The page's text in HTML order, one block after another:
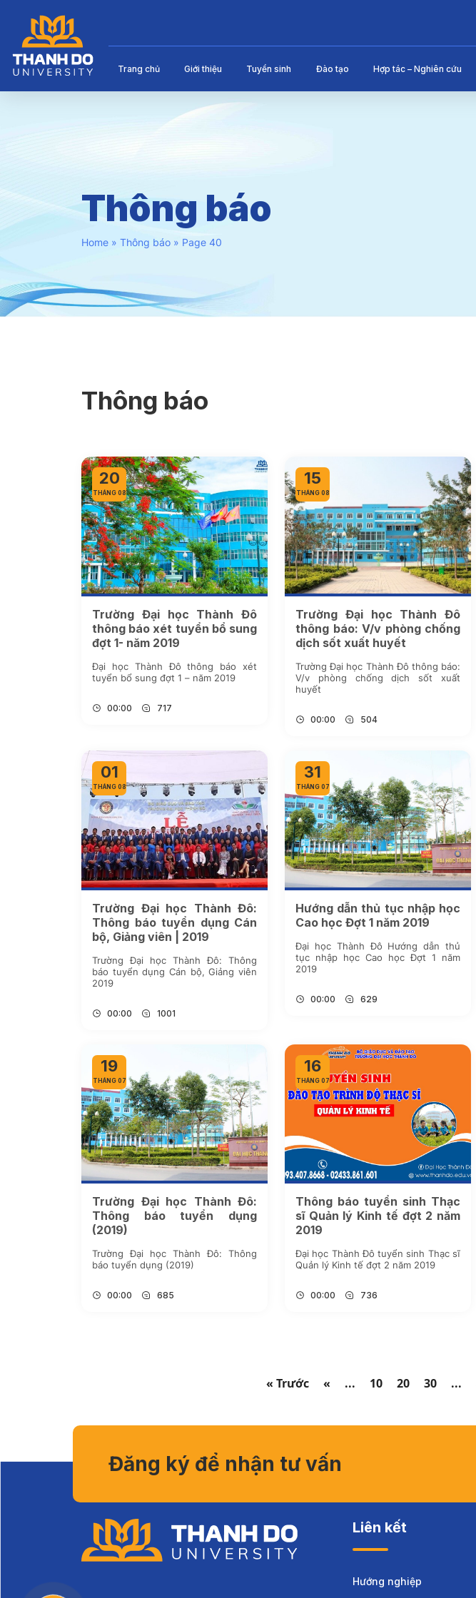
Trang chủ Giới thiệu Tuyển sinh Đào tạo Hợp tác – Nghiên cứu
Thông báo
Home » Thông báo » Page 40
Thông báo
20
THÁNG 08
Trường Đại học Thành Đô
thông báo xét tuyển bổ sung
đợt 1- năm 2019
Đại học Thành Đô thông báo xét
tuyển bổ sung đợt 1 – năm 2019
00:00 717
15
THÁNG 08
Trường Đại học Thành Đô
thông báo: V/v phòng chống
dịch sốt xuất huyết
Trường Đại học Thành Đô thông báo:
V/v phòng chống dịch sốt xuất
huyết
00:00 504
01
THÁNG 08
Trường Đại học Thành Đô:
Thông báo tuyển dụng Cán
bộ, Giảng viên | 2019
Trường Đại học Thành Đô: Thông
báo tuyển dụng Cán bộ, Giảng viên
2019
00:00 1001
31
THÁNG 07
Hướng dẫn thủ tục nhập học
Cao học Đợt 1 năm 2019
Đại học Thành Đô Hướng dẫn thủ
tục nhập học Cao học Đợt 1 năm
2019
00:00 629
19
THÁNG 07
Trường Đại học Thành Đô:
Thông báo tuyển dụng
(2019)
Trường Đại học Thành Đô: Thông
báo tuyển dụng (2019)
00:00 685
16
THÁNG 07
Thông báo tuyển sinh Thạc
sĩ Quản lý Kinh tế đợt 2 năm
2019
Đại học Thành Đô tuyển sinh Thạc sĩ
Quản lý Kinh tế đợt 2 năm 2019
00:00 736
« Trước « ... 10 20 30 ...
Liên kết
Hướng nghiệp
Đăng ký để nhận tư vấn